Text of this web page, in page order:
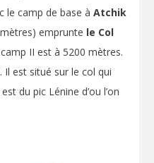
le camp de base à Atchik
emprunte le Col
II est à 5200 mètres.
est situé sur le col qui
du pic Lénine d’ou l’on